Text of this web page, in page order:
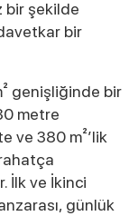
bir şekilde
bir
genişliğinde bir
metre
ve 380 m²’lik
İlk ve İkinci
günlük